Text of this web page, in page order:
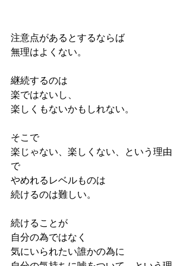
注意点があるとするならば
無理はよくない。
継続するのは
楽ではないし、
楽しくもないかもしれない。
そこで
楽じゃない、楽しくない、という理由
で
やめれるレベルものは
続けるのは難しい。
続けることが
自分の為ではなく
気にいられたい誰かの為に